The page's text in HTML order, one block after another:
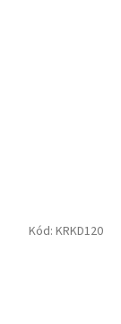
Kód: KRKD120